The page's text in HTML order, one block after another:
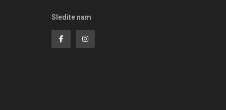
Sledite nam